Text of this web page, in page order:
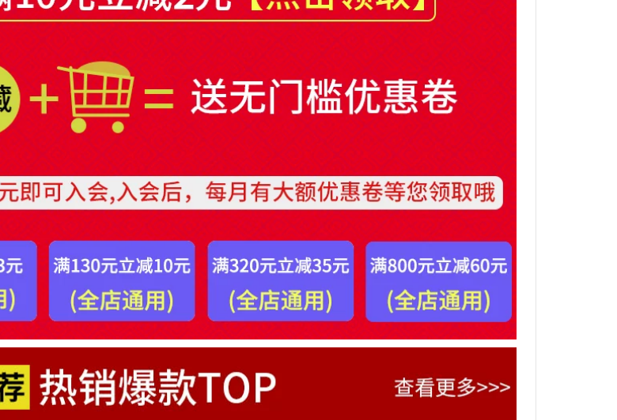
Mi Leqi miếng dán
hai mặt nano trong
quảng cáo mã hai
chiều mã nhãn
nhận dạng nhãn
dán cố định khung
ảnh hộp khăn giấy
dán tường không
thấm nước không
dán hai mặt đa
năng siêu dính băng
dụng
278,000
Tủ lạnh che bụi tân
dán cửa tủ inox
màu trang trí chống
thấm, chống dầu và
chống bám bụi băng